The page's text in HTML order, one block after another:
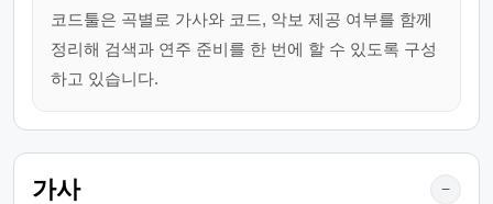
코드툴은 곡별로 가사와 코드, 악보 제공 여부를 함께
정리해 검색과 연주 준비를 한 번에 할 수 있도록 구성
하고 있습니다.
가사 −